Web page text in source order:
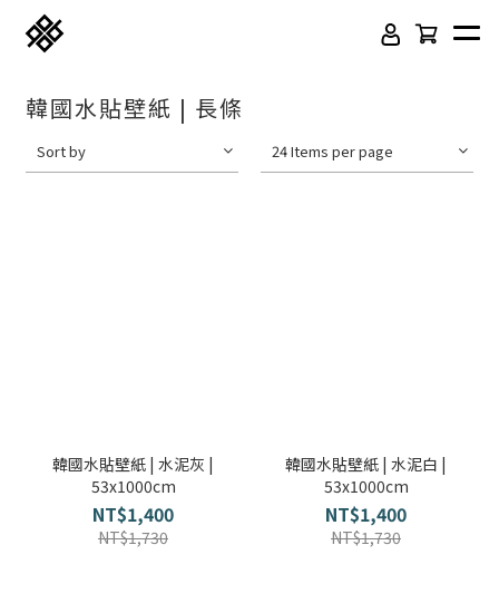
韓國水貼壁紙 虹牌聯名水性乳膠漆
紐西蘭羊毛地毯 科技地毯
部落格首頁 木地板知識
韓國水貼壁紙 | 長條
Sort by 24 Items per page
韓國水貼壁紙 | 水泥灰 |
53x1000cm
NT$1,400
NT$1,730
韓國水貼壁紙 | 水泥白 |
53x1000cm
NT$1,400
NT$1,730